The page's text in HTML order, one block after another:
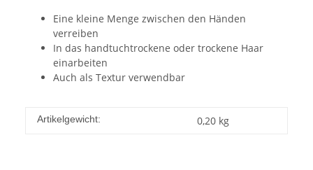
Eine kleine Menge zwischen den Händen
verreiben
In das handtuchtrockene oder trockene Haar
einarbeiten
Auch als Textur verwendbar
Artikelgewicht: 0,20 kg